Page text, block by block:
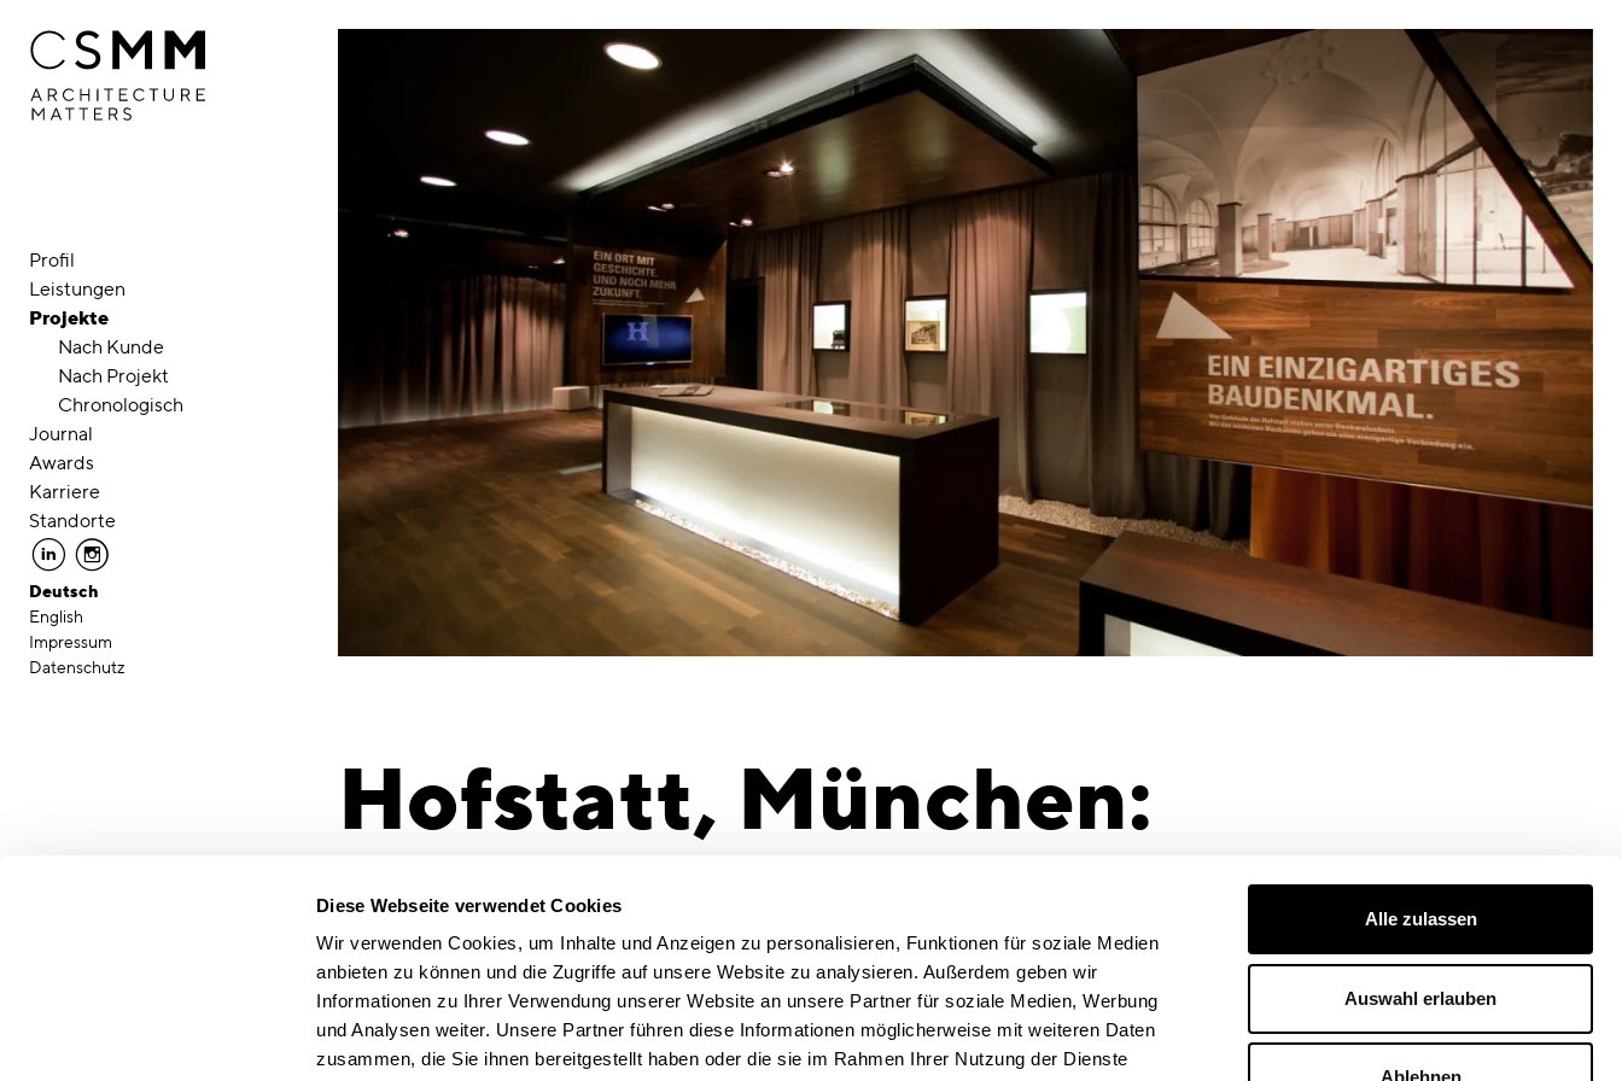
Diese Webseite verwendet Cookies
Wir verwenden Cookies, um Inhalte und Anzeigen zu personalisieren, Funktionen für soziale Medien
anbieten zu können und die Zugriffe auf unsere Website zu analysieren. Außerdem geben wir
Informationen zu Ihrer Verwendung unserer Website an unsere Partner für soziale Medien, Werbung
und Analysen weiter. Unsere Partner führen diese Informationen möglicherweise mit weiteren Daten
zusammen, die Sie ihnen bereitgestellt haben oder die sie im Rahmen Ihrer Nutzung der Dienste
Alle zulassen
Auswahl erlauben
Ablehnen
Profil
Leistungen
Projekte
Nach Kunde
Nach Projekt
Chronologisch
Journal
Awards
Karriere
Standorte
linkedin instagram
Deutsch
English
Impressum
Datenschutz
Hofstatt, München:
Gestaltung
Marketinglounge